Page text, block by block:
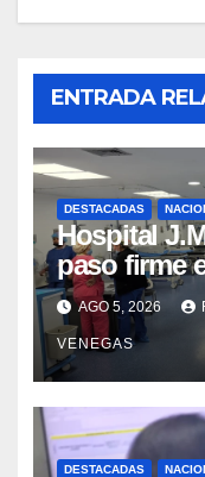
ENTRADA
DESTACADAS
Hospital
paso firme
tras los
sísmicos
AGO 5, 2026
VENEGAS
DESTACADAS